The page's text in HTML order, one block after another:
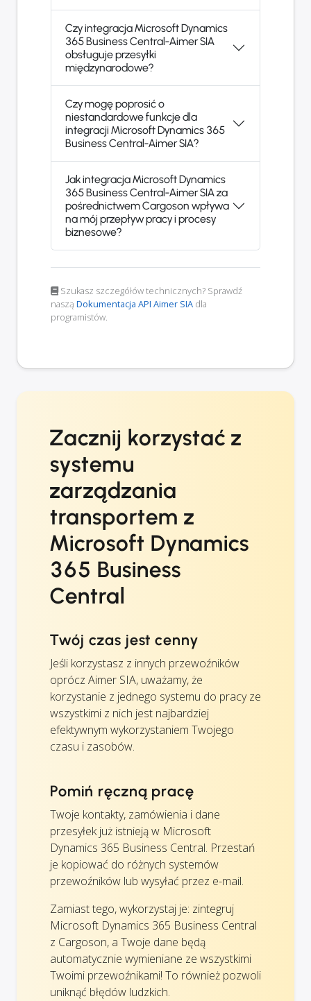
Czy integracja Microsoft Dynamics
365 Business Central-Aimer SIA
obsługuje przesyłki
międzynarodowe?
Czy mogę poprosić o
niestandardowe funkcje dla
integracji Microsoft Dynamics 365
Business Central-Aimer SIA?
Jak integracja Microsoft Dynamics
365 Business Central-Aimer SIA za
pośrednictwem Cargoson wpływa
na mój przepływ pracy i procesy
biznesowe?
Szukasz szczegółów technicznych? Sprawdź
naszą Dokumentacja API Aimer SIA dla
programistów.
Zacznij korzystać z
systemu
zarządzania
transportem z
Microsoft Dynamics
365 Business
Central
Twój czas jest cenny
Jeśli korzystasz z innych przewoźników
oprócz Aimer SIA, uważamy, że
korzystanie z jednego systemu do pracy ze
wszystkimi z nich jest najbardziej
efektywnym wykorzystaniem Twojego
czasu i zasobów.
Pomiń ręczną pracę
Twoje kontakty, zamówienia i dane
przesyłek już istnieją w Microsoft
Dynamics 365 Business Central. Przestań
je kopiować do różnych systemów
przewoźników lub wysyłać przez e-mail.
Zamiast tego, wykorzystaj je: zintegruj
Microsoft Dynamics 365 Business Central
z Cargoson, a Twoje dane będą
automatycznie wymieniane ze wszystkimi
Twoimi przewoźnikami! To również pozwoli
uniknąć błędów ludzkich.